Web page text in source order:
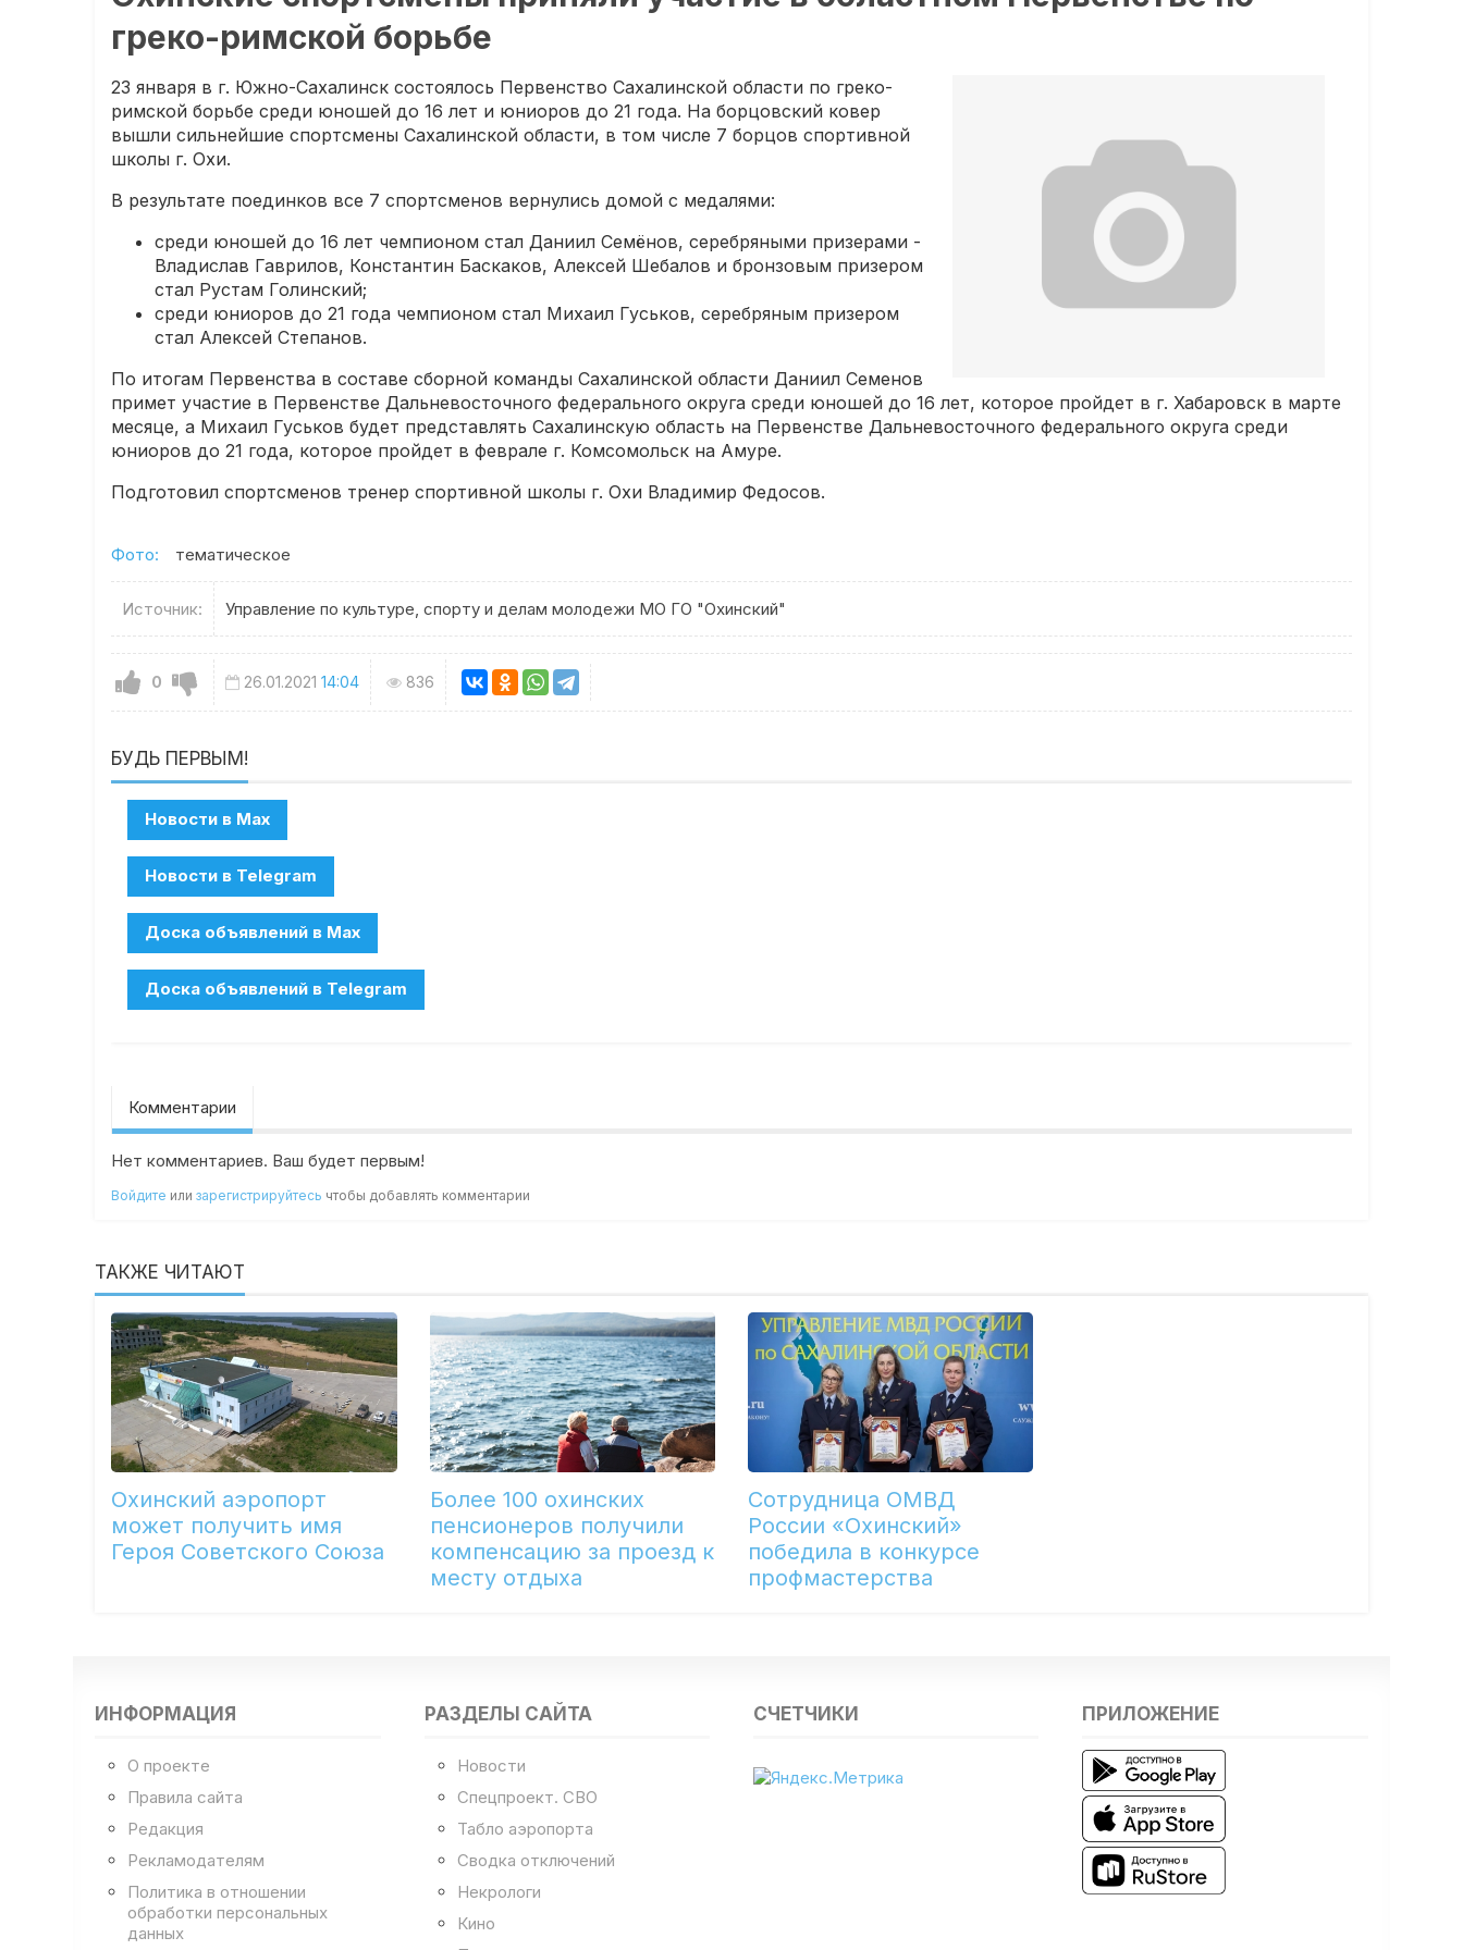
греко-римской борьбе
23 января в г. Южно-Сахалинск состоялось Первенство Сахалинской области по греко-
римской борьбе среди юношей до 16 лет и юниоров до 21 года. На борцовский ковер
вышли сильнейшие спортсмены Сахалинской области, в том числе 7 борцов спортивной
школы г. Охи.
В результате поединков все 7 спортсменов вернулись домой с медалями:
среди юношей до 16 лет чемпионом стал Даниил Семёнов, серебряными призерами -
Владислав Гаврилов, Константин Баскаков, Алексей Шебалов и бронзовым призером
стал Рустам Голинский;
среди юниоров до 21 года чемпионом стал Михаил Гуськов, серебряным призером
стал Алексей Степанов.
По итогам Первенства в составе сборной команды Сахалинской области Даниил Семенов
примет участие в Первенстве Дальневосточного федерального округа среди юношей до 16 лет, которое пройдет в г. Хабаровск в марте
месяце, а Михаил Гуськов будет представлять Сахалинскую область на Первенстве Дальневосточного федерального округа среди
юниоров до 21 года, которое пройдет в феврале г. Комсомольск на Амуре.
Подготовил спортсменов тренер спортивной школы г. Охи Владимир Федосов.
Фото: тематическое
Источник: Управление по культуре, спорту и делам молодежи МО ГО "Охинский"
0 26.01.2021 14:04 836
БУДЬ ПЕРВЫМ!
Комментарии
Нет комментариев. Ваш будет первым!
Войдите илизарегистрируйтесь чтобы добавлять комментарии
ТАКЖЕ ЧИТАЮТ
Охинский аэропорт
может получить имя
Героя Советского Союза
Более 100 охинских
пенсионеров получили
компенсацию за проезд к
месту отдыха
Сотрудница ОМВД
России «Охинский»
победила в конкурсе
профмастерства
ИНФОРМАЦИЯ
О проекте
Правила сайта
Редакция
Рекламодателям
Политика в отношении
обработки персональных
данных
РАЗДЕЛЫ САЙТА
Новости
Спецпроект. СВО
Табло аэропорта
Сводка отключений
Некрологи
Кино
СЧЕТЧИКИ ПРИЛОЖЕНИЕ